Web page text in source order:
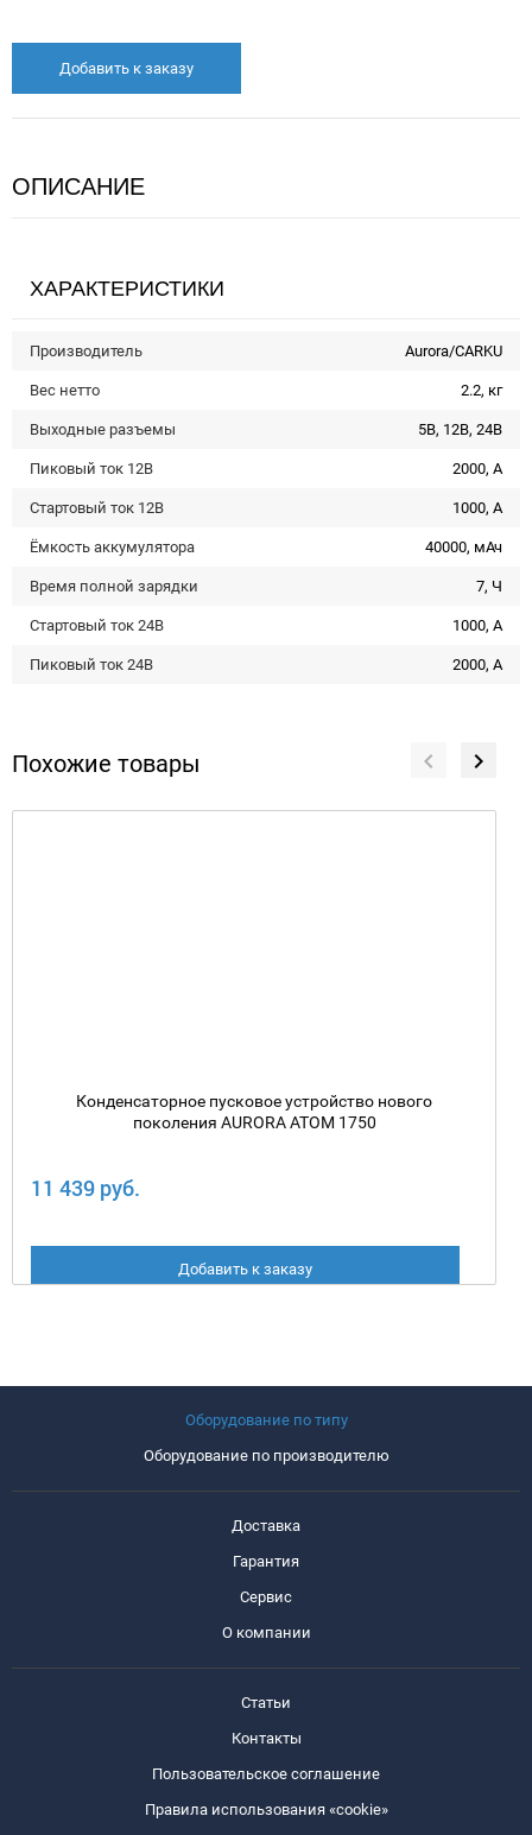
Добавить к заказу
ОПИСАНИЕ
ХАРАКТЕРИСТИКИ
Производитель Aurora/CARKU
Вес нетто 2.2, кг
Выходные разъемы 5В, 12В, 24В
Пиковый ток 12В 2000, А
Стартовый ток 12В 1000, А
Ёмкость аккумулятора 40000, мАч
Время полной зарядки 7, Ч
Стартовый ток 24В 1000, А
Пиковый ток 24В 2000, А
Похожие товары
Конденсаторное пусковое устройство нового
поколения AURORA ATOM 1750
11 439 руб.
Добавить к заказу
Оборудование по типу
Оборудование по производителю
Доставка
Гарантия
Сервис
О компании
Статьи
Контакты
Пользовательское соглашение
Правила использования «cookie»